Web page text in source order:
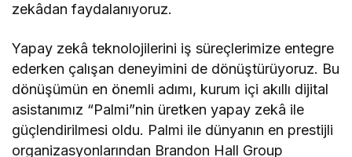
zekâdan faydalanıyoruz.
Yapay zekâ teknolojilerini iş süreçlerimize entegre
ederken çalışan deneyimini de dönüştürüyoruz. Bu
dönüşümün en önemli adımı, kurum içi akıllı dijital
asistanımız “Palmi”nin üretken yapay zekâ ile
güçlendirilmesi oldu. Palmi ile dünyanın en prestijli
organizasyonlarından Brandon Hall Group